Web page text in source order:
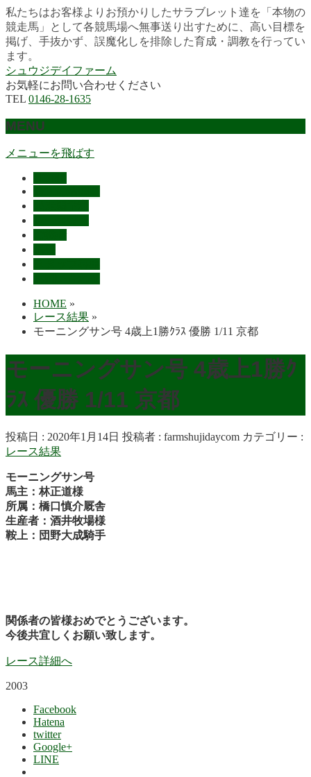
私たちはお客様よりお預かりしたサラブレット達を「本物の
競走馬」として各競馬場へ無事送り出すために、高い目標を
掲げ、手抜かず、誤魔化しを排除した育成・調教を行ってい
ます。
シュウジデイファーム
お気軽にお問い合わせください
TEL 0146-28-1635
MENU
メニューを飛ばす
HOME »
レース結果 »
モーニングサン号 4歳上1勝ｸﾗｽ 優勝 1/11 京都
モーニングサン号 4歳上1勝ｸ
ﾗｽ 優勝 1/11 京都
投稿日 : 2020年1月14日 投稿者 : farmshujidaycom カテゴリー :
レース結果
モーニングサン号
馬主：林正道様
所属：橋口慎介厩舎
生産者：酒井牧場様
鞍上：団野大成騎手
関係者の皆様おめでとうございます。
今後共宜しくお願い致します。
レース詳細へ
2003
Facebook
Hatena
twitter
Google+
LINE